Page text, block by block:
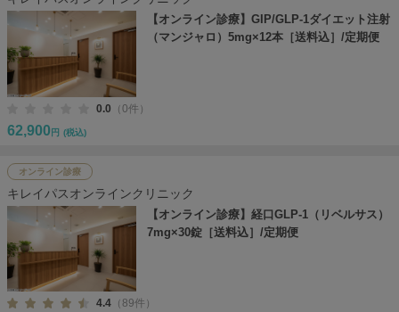
【オンライン診療】GIP/GLP-1ダイエット注射
（マンジャロ）5mg×12本［送料込］/定期便
0.0 （0件）
62,900 円 (税込)
オンライン診療
キレイパスオンラインクリニック
【オンライン診療】経口GLP-1（リベルサス）
7mg×30錠［送料込］/定期便
4.4 （89件）